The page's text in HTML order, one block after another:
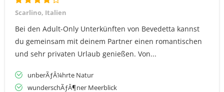
Scarlino, Italien
Bei den Adult-Only Unterkünften von Bevedetta kannst
du gemeinsam mit deinem Partner einen romantischen
und sehr privaten Urlaub genießen. Von...
unberÃƒÂ¼hrte Natur
wunderschÃƒÂ¶ner Meerblick